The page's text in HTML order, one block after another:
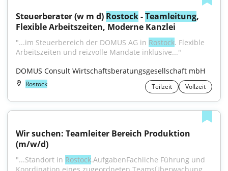
Steuerberater (w m d) Rostock - Teamleitung,
Flexible Arbeitszeiten, Moderne Kanzlei
"...im Steuerbereich der DOMUS AG in Rostock. Flexible
Arbeitszeiten und reizvolle Mandate inklusive..."
DOMUS Consult Wirtschaftsberatungsgesellschaft mbH
Rostock Teilzeit Vollzeit
Wir suchen: Teamleiter Bereich Produktion
(m/w/d)
"...Standort in Rostock.AufgabenFachliche Führung und